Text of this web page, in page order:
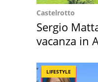
Castelrotto
Sergio
vacanza in
LIFESTYLE